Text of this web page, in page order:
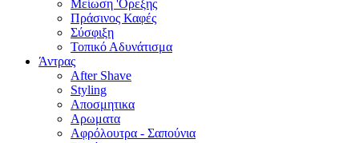
Μείωση 'Ορεξης
Πράσινος Καφές
Σύσφιξη
Τοπικό Αδυνάτισμα
Άντρας
After Shave
Styling
Αποσμητικα
Αρωματα
Αφρόλουτρα - Σαπούνια